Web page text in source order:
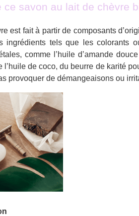
ce savon au lait de chèvre
est fait à partir de composants
ingrédients tels que les colorants
comme l’huile d’amande
de coco, du beurre de karité
provoquer de démangeaisons ou